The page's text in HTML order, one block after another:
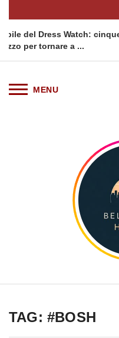
cinque fasce di
TAG: #BOSH